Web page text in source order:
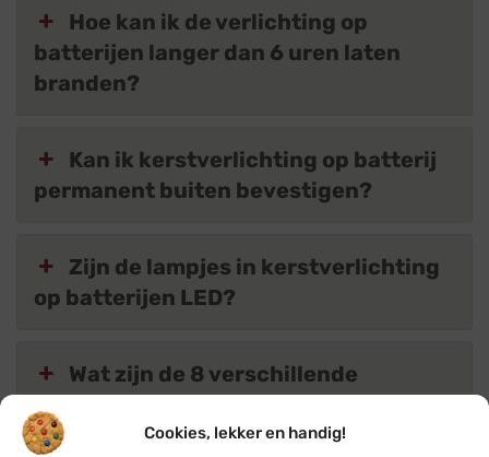
Cookies, lekker en handig!
Hoe kan ik de verlichting op
batterijen langer dan 6 uren laten
branden?
Kan ik kerstverlichting op batterij
permanent buiten bevestigen?
Zijn de lampjes in kerstverlichting
op batterijen LED?
Wat zijn de 8 verschillende
functies / effecten?